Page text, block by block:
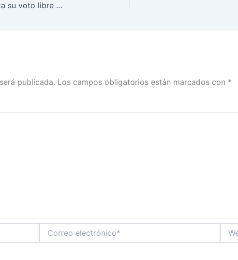
Todo está listo para que la ciudadanía ejerza su voto libre y secreto en las seis elecciones locales del domingo 5 de junio
publicada. Los campos obligatorios están marcados con *
electrónico*